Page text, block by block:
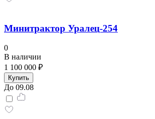
Минитрактор Уралец-254
0
В наличии
1 100 000 ₽
Купить
До 09.08